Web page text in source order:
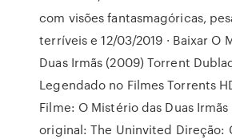
com visões fantasmagóricas,
terríveis e 12/03/2019 · Baixar O
Duas Irmãs (2009) Torrent
Legendado no Filmes Torrents
Filme: O Mistério das Duas
original: The Uninvited Direção: